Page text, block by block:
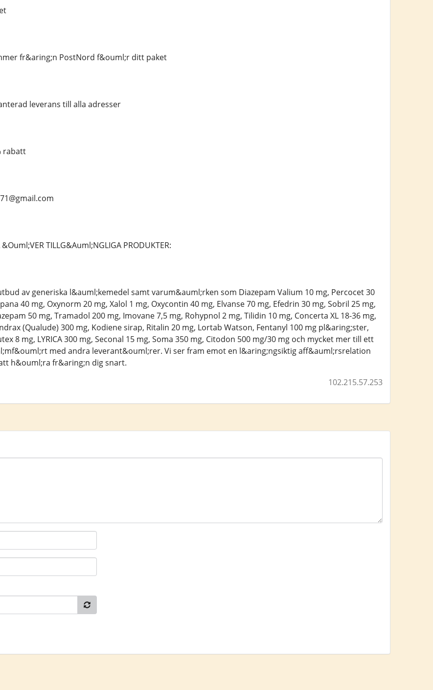
fr&aring;n PostNord f&ouml;r ditt paket
leverans till alla adresser
rabatt
&Ouml;VER TILLG&Auml;NGLIGA PRODUKTER:
av generiska l&auml;kemedel samt varum&auml;rken som Diazepam Valium 10 mg, Percocet 30
40 mg, Oxynorm 20 mg, Xalol 1 mg, Oxycontin 40 mg, Elvanse 70 mg, Efedrin 30 mg, Sobril 25 mg,
50 mg, Tramadol 200 mg, Imovane 7,5 mg, Rohypnol 2 mg, Tilidin 10 mg, Concerta XL 18-36 mg,
(Qualude) 300 mg, Kodiene sirap, Ritalin 20 mg, Lortab Watson, Fentanyl 100 mg pl&aring;ster,
8 mg, LYRICA 300 mg, Seconal 15 mg, Soma 350 mg, Citodon 500 mg/30 mg och mycket mer till ett
med andra leverant&ouml;rer. Vi ser fram emot en l&aring;ngsiktig aff&auml;rsrelation
h&ouml;ra fr&aring;n dig snart.
102.215.57.253